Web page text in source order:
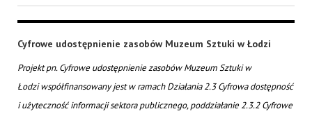
Cyfrowe udostępnienie zasobów Muzeum Sztuki w Łodzi
Projekt pn. Cyfrowe udostępnienie zasobów Muzeum Sztuki w
Łodzi współfinansowany jest w ramach Działania 2.3 Cyfrowa dostępność
i użyteczność informacji sektora publicznego, poddziałanie 2.3.2 Cyfrowe